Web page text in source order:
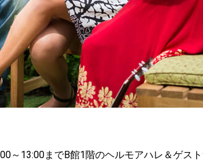
～13:00までB館1階のヘルモアハレ＆ゲス